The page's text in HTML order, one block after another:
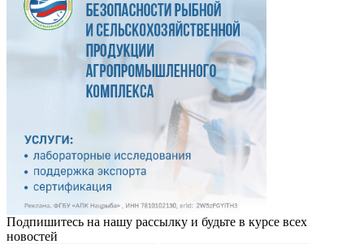
Подпишитесь на нашу рассылку и будьте в курсе всех
новостей